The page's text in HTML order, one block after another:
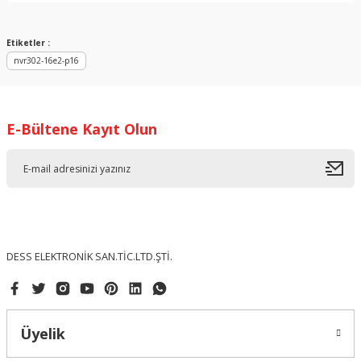
Ürün resmi kalitesiz, bozuk veya görüntülenemiyor.
Ürün açıklamasında eksik bilgiler bulunuyor.
Bu ürüne benzer farklı alternatifler olmalı.
Etiketler :
nvr302-16e2-p16
E-Bültene Kayıt Olun
DESS ELEKTRONİK SAN.TİC.LTD.ŞTİ.
Üyelik